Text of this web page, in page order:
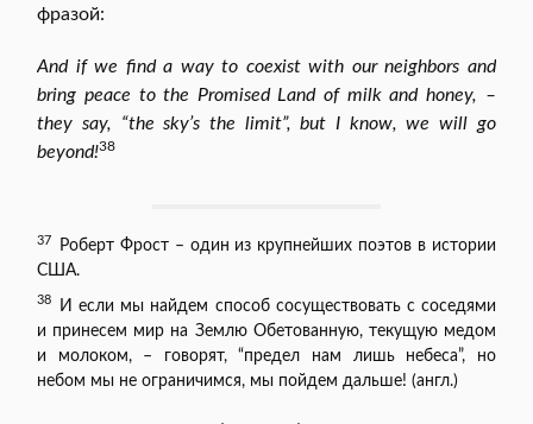
фразой:
And if we find a way to coexist with our neighbors and
bring peace to the Promised Land of milk and honey, –
they say, “the sky’s the limit”, but I know, we will go
beyond!38
37
Роберт Фрост – один из крупнейших поэтов в истории
США.
38
И если мы найдем способ сосуществовать с соседями
и принесем мир на Землю Обетованную, текущую медом
и молоком, – говорят, “предел нам лишь небеса”, но
небом мы не ограничимся, мы пойдем дальше! (англ.)